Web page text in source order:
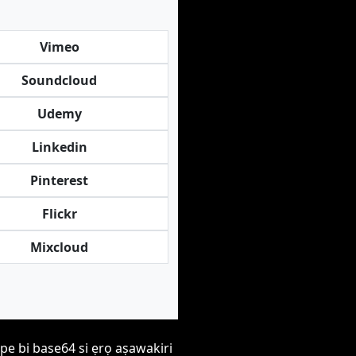
Vimeo
Soundcloud
Udemy
Linkedin
Pinterest
Flickr
Mixcloud
bi base64 si ẹrọ aṣawakiri